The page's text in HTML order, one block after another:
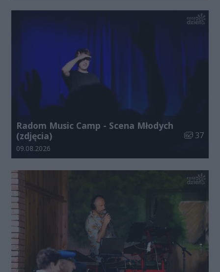
Radom Music Camp - Scena Młodych
(zdjęcia)
Liczba
37
Data dodania galerii:
09.08.2026